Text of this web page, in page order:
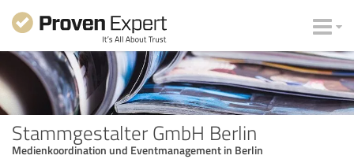
Stammgestalter GmbH Berlin
Medienkoordination und Eventmanagement in Berlin